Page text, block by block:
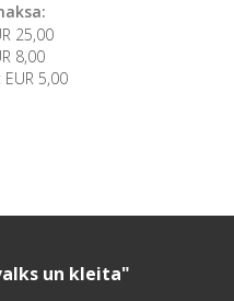
25,00
8,00
5,00
un kleita"